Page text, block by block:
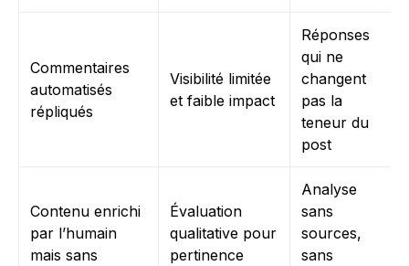
Commentaires
automatisés
répliqués
Visibilité limitée
et faible impact
Réponses
qui ne
changent
pas la
teneur du
post
Contenu enrichi
par l’humain
mais sans
Évaluation
qualitative pour
pertinence
Analyse
sans
sources,
sans